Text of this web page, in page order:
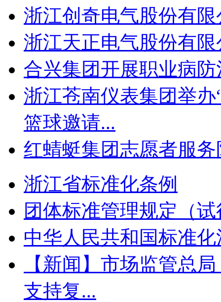
浙江创奇电气股份有
浙江天正电气股份有
合兴集团开展职业病
浙江苍南仪表集团举
篮球邀请...
红蜻蜓集团志愿者服
浙江省标准化条例
团体标准管理规定（
中华人民共和国标准
【新闻】市场监管总
支持复...